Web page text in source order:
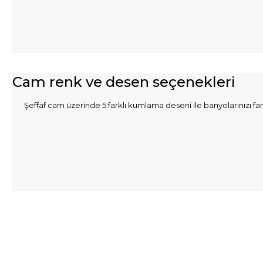
Cam renk ve desen seçenekleri
Şeffaf cam üzerinde 5 farklı kumlama deseni ile banyolarınızı